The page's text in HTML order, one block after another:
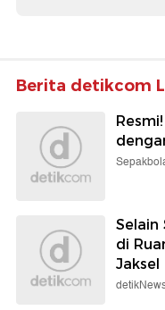
Berita detikcom
Selain
di
Jaksel